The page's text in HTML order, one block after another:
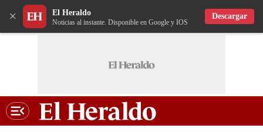
× El Heraldo
Noticias al instante. Disponible en Google y IOS
Descargar